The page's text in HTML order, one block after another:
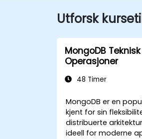
Utforsk
MongoDB
Operasjoner
48 Timer
MongoDB er en
kjent for sin
distribuerte
ideell for moderne